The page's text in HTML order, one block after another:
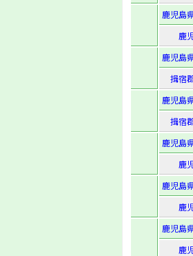
鹿児島
鹿
鹿児島
揖宿
鹿児島
揖宿
鹿児島
鹿
鹿児島
鹿
鹿児島
鹿